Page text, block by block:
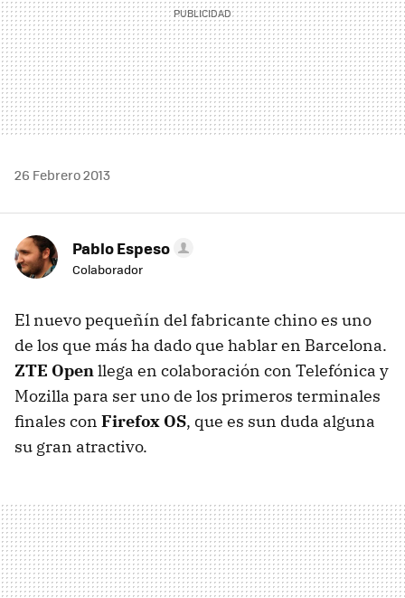
26 Febrero 2013
Pablo Espeso
Colaborador
El nuevo pequeñín del fabricante chino es uno
de los que más ha dado que hablar en Barcelona.
ZTE Openllega en colaboración con Telefónica y
Mozilla para ser uno de los primeros terminales
finales con Firefox OS, que es sun duda alguna
su gran atractivo.